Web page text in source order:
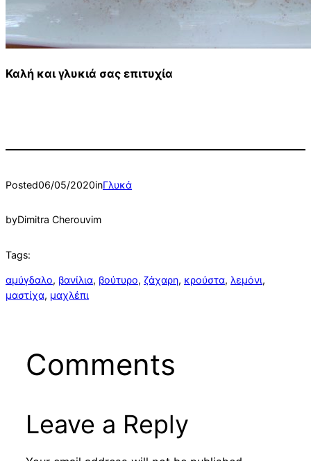
Καλή και γλυκιά σας επιτυχία
Posted06/05/2020inΓλυκά
byDimitra Cherouvim
Tags:
αμύγδαλο, βανίλια, βούτυρο, ζάχαρη, κρούστα, λεμόνι
μαστίχα, μαχλέπι
Comments
Leave a Reply